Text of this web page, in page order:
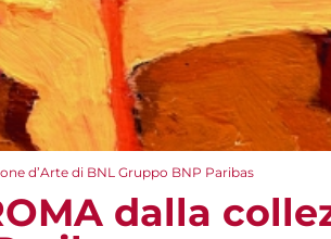
d’Arte di BNL Gruppo BNP Paribas
dalla